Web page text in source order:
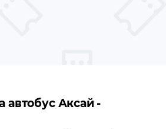
автобус Аксай -